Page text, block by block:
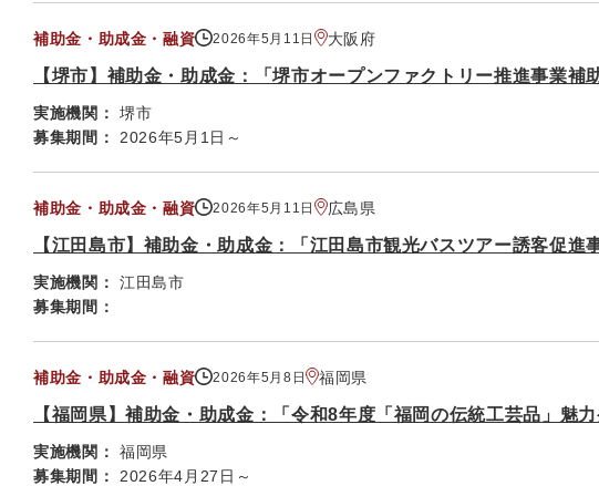
補助金・助成金・融資 2026年5月11日 大阪府
【堺市】補助金・助成金：「堺市オープンファクトリー推進事業補
実施機関：
堺市
募集期間：
2026年5月1日～
補助金・助成金・融資 2026年5月11日 広島県
【江田島市】補助金・助成金：「江田島市観光バスツアー誘客促進
実施機関：
江田島市
募集期間：
補助金・助成金・融資 2026年5月8日 福岡県
【福岡県】補助金・助成金：「令和8年度「福岡の伝統工芸品」魅
実施機関：
福岡県
募集期間：
2026年4月27日～